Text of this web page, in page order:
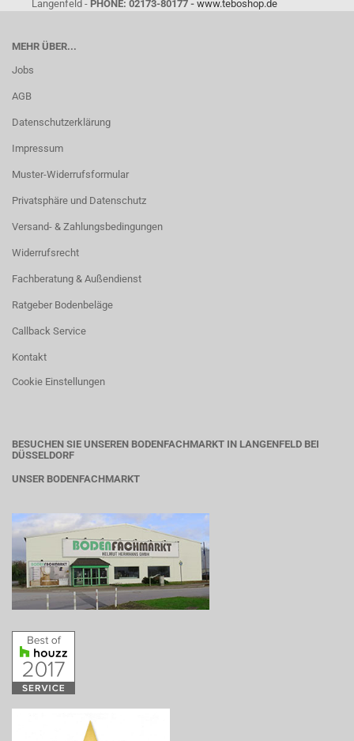
Langenfeld - PHONE: 02173-80177 - www.teboshop.de
MEHR ÜBER...
Jobs
AGB
Datenschutzerklärung
Impressum
Muster-Widerrufsformular
Privatsphäre und Datenschutz
Versand- & Zahlungsbedingungen
Widerrufsrecht
Fachberatung & Außendienst
Ratgeber Bodenbeläge
Callback Service
Kontakt
Cookie Einstellungen
BESUCHEN SIE UNSEREN BODENFACHMARKT IN LANGENFELD BEI
DÜSSELDORF
UNSER BODENFACHMARKT